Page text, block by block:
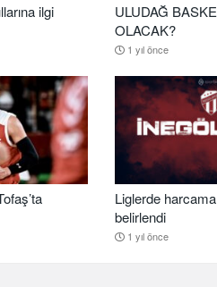
ilgi
ULUDAĞ
OLACAK?
1 yıl önce
Liglerde
belirlendi
1 yıl önce